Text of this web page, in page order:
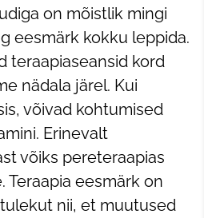
on mõistlik mingi
eesmärk kokku leppida.
teraapiaseansid kord
nädala järel. Kui
võivad kohtumised
Erinevalt
võiks pereteraapias
Teraapia eesmärk on
nii, et muutused